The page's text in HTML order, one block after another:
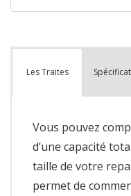
Les Traites
Vous pouvez
d’une capacité
taille de votre
permet de